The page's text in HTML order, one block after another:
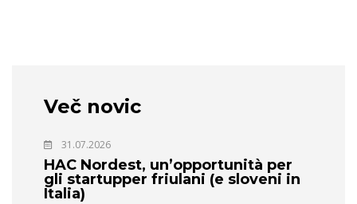
Več novic
31.07.2026
HAC Nordest, un’opportunità per
gli startupper friulani (e sloveni in
Italia)